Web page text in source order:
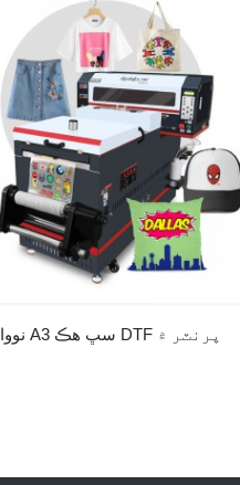
نووا 30 A3 سڀ هڪ DTF پرنٽر ۾